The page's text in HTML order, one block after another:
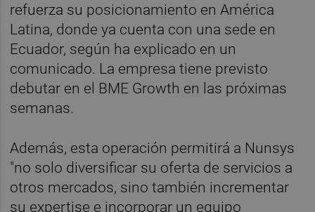
refuerza su posicionamiento en América
Latina, donde ya cuenta con una sede en
Ecuador, según ha explicado en un
comunicado. La empresa tiene previsto
debutar en el BME Growth en las próximas
semanas.
Además, esta operación permitirá a Nunsys
"no solo diversificar su oferta de servicios a
otros mercados, sino también incrementar
su expertise e incorporar un equipo